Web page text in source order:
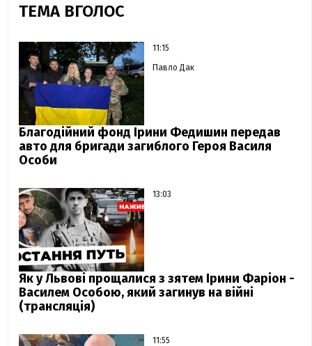
ТЕМА ВГОЛОС
11:15
Павло Дак
Благодійний фонд Ірини Федишин передав
авто для бригади загиблого Героя Василя
Особи
13:03
Як у Львові прощалися з зятем Ірини Фаріон -
Василем Особою, який загинув на війні
(трансляція)
11:55